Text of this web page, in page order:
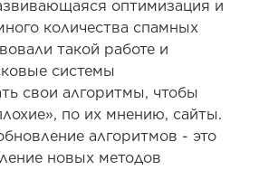
оптимизация и
количества спамных
такой работе и
системы
свои алгоритмы, чтобы
по их мнению, сайты.
алгоритмов - это
новых методов